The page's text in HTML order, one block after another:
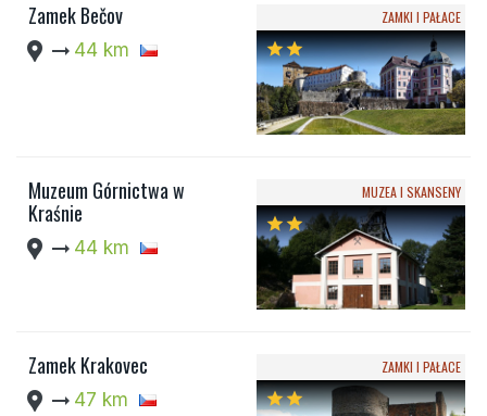
Zamek Bečov
location_pin arrow_right_alt 44 km
ZAMKI I PAŁACE
starstar
Muzeum Górnictwa w
Kraśnie
location_pin arrow_right_alt 44 km
MUZEA I SKANSENY
starstar
Zamek Krakovec
location_pin arrow_right_alt 47 km
ZAMKI I PAŁACE
starstar